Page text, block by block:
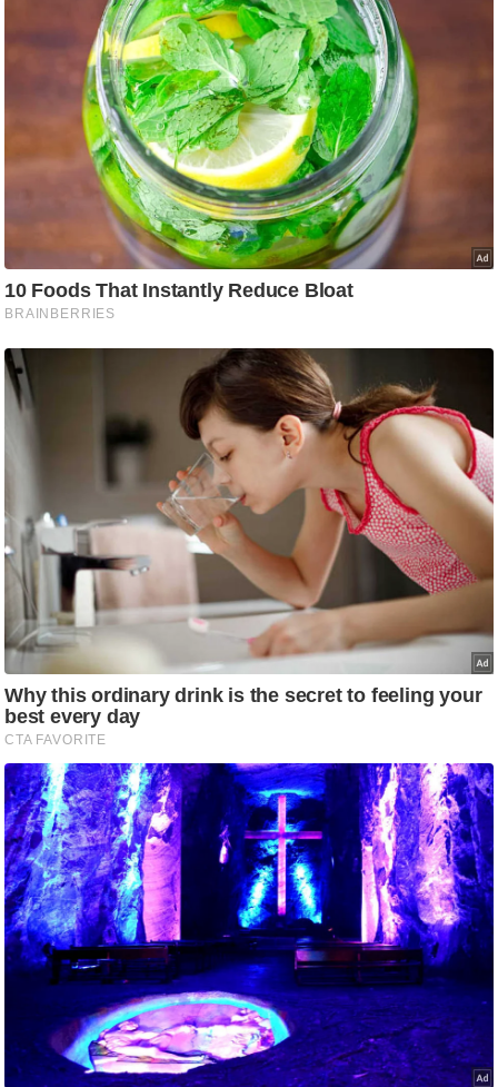
फै
स्खे
प
र्य
ट
न
स्थ
ने
स
मं
त्रा
रि
ले
श
न
शि
प
रा
ज
नी
ति
वि
श्ले
ण
स